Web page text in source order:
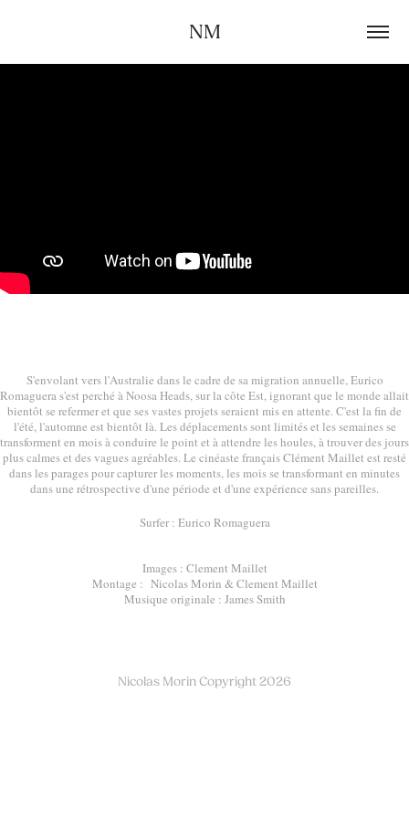
NM
S'envolant vers l'Australie dans le cadre de sa migration annuelle, Eurico
Romaguera s'est perché à Noosa Heads, sur la côte Est, ignorant que le monde allait
bientôt se refermer et que ses vastes projets seraient mis en attente. C'est la fin de
l'été, l'automne est bientôt là. Les déplacements sont limités et les semaines se
transforment en mois à conduire le point et à attendre les houles, à trouver des jours
plus calmes et des vagues agréables. Le cinéaste français Clément Maillet est resté
dans les parages pour capturer les moments, les mois se transformant en minutes
dans une rétrospective d'une période et d'une expérience sans pareilles.
Surfer : Eurico Romaguera
Images : Clement Maillet
Montage : Nicolas Morin & Clement Maillet
Musique originale : James Smith
Nicolas Morin Copyright 2026